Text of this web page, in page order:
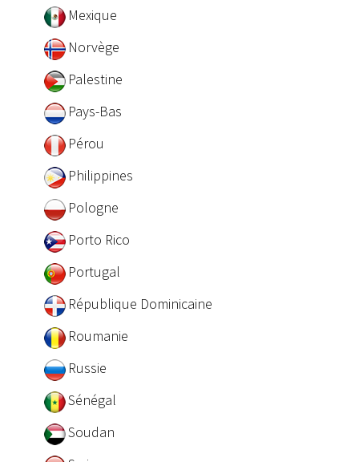
Mexique
Norvège
Palestine
Pays-Bas
Pérou
Philippines
Pologne
Porto Rico
Portugal
République Dominicaine
Roumanie
Russie
Sénégal
Soudan